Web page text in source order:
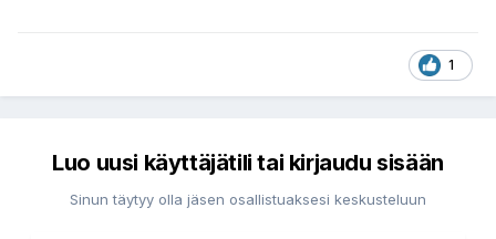
1
Luo uusi käyttäjätili tai kirjaudu sisään
Sinun täytyy olla jäsen osallistuaksesi keskusteluun